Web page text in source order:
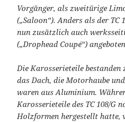
Vorgänger, als zweitürige
(„Saloon“). Anders als der TC
nun zusätzlich auch
(„Drophead Coupé“)
Die Karosserieteile
das Dach, die Motorhaube
waren aus Aluminium.
Karosserieteile des TC 108/G
Holzformen hergestellt hatte,